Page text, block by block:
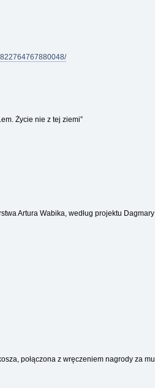
Życie nie z tej ziemi”
Artura Wabika, według projektu
połączona z wręczeniem nagrody za